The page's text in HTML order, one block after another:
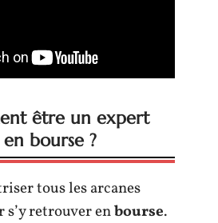
être un expert
bourse ?
tous les arcanes
retrouver enbourse.